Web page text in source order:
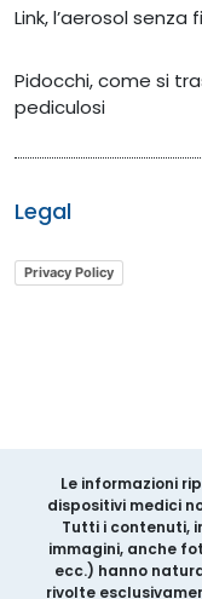
Link, l’aerosol
​​​​Pidocchi, come si
pediculosi
Legal
Privacy Policy
Le informazioni
dispositivi medici
Tutti i contenuti,
immagini, anche
ecc.) hanno
rivolte